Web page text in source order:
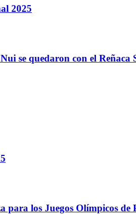
2025
se quedaron con el Reñaca
para los Juegos Olímpicos